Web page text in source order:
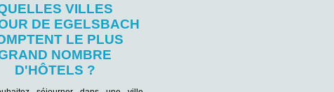
VILLES
DE EGELSBACH
LE PLUS
NOMBRE
D'HÔTELS ?